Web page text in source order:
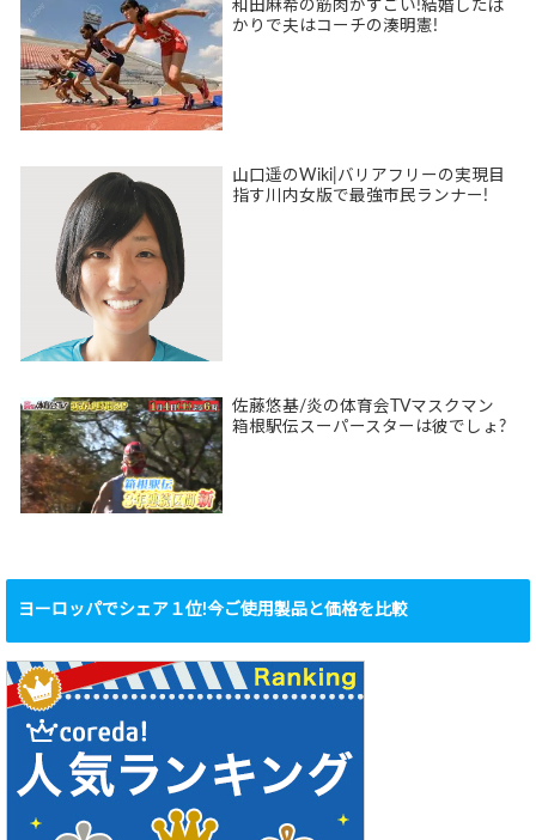
和田麻希の筋肉がすごい!結婚したば
かりで夫はコーチの湊明憲!
山口遥のWiki|バリアフリーの実現目
指す川内女版で最強市民ランナー!
佐藤悠基/炎の体育会TVマスクマン
箱根駅伝スーパースターは彼でしょ?
ヨーロッパでシェア１位!今ご使用製品と価格を比較